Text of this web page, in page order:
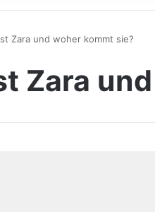
Zara und woher kommt sie?
Zara